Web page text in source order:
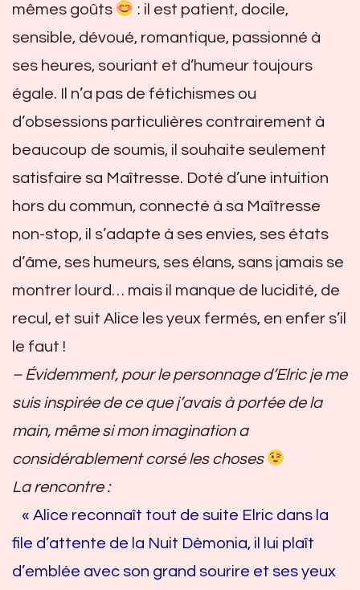
mêmes goûts
: il est patient, docile,
sensible, dévoué, romantique, passionné à
ses heures, souriant et d’humeur toujours
égale. Il n’a pas de fétichismes ou
d’obsessions particulières contrairement à
beaucoup de soumis, il souhaite seulement
satisfaire sa Maîtresse. Doté d’une intuition
hors du commun, connecté à sa Maîtresse
non-stop, il s’adapte à ses envies, ses états
d’âme, ses humeurs, ses élans, sans jamais se
montrer lourd… mais il manque de lucidité, de
recul, et suit Alice les yeux fermés, en enfer s’il
le faut !
– Évidemment, pour le personnage d’Elric je me
suis inspirée de ce que j’avais à portée de la
main, même si mon imagination a
considérablement corsé les choses
La rencontre :
« Alice reconnaît tout de suite Elric dans la
file d’attente de la Nuit Dèmonia, il lui plaît
d’emblée avec son grand sourire et ses yeux